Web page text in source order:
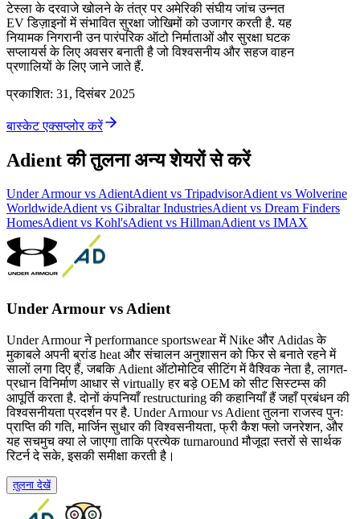
टेस्ला के दरवाजे खोलने के तंत्र पर अमेरिकी संघीय जांच उन्नत
EV डिज़ाइनों में संभावित सुरक्षा जोखिमों को उजागर करती है. यह
नियामक निगरानी उन पारंपरिक ऑटो निर्माताओं और सुरक्षा घटक
सप्लायर्स के लिए अवसर बनाती है जो विश्वसनीय और सहज वाहन
प्रणालियों के लिए जाने जाते हैं.
प्रकाशित: 31, दिसंबर 2025
बास्केट एक्सप्लोर करें
Adient की तुलना अन्य शेयरों से करें
Under Armour vs AdientAdient vs TripadvisorAdient vs Wolverine
WorldwideAdient vs Gibraltar IndustriesAdient vs Dream Finders
HomesAdient vs Kohl'sAdient vs HillmanAdient vs IMAX
Under Armour vs Adient
Under Armour ने performance sportswear में Nike और Adidas के
मुकाबले अपनी ब्रांड heat और संचालन अनुशासन को फिर से बनाते रहने में
सालों लगा दिए हैं, जबकि Adient ऑटोमोटिव सीटिंग में वैश्विक नेता है, लागत-
प्रधान विनिर्माण आधार से virtually हर बड़े OEM को सीट सिस्टम्स की
आपूर्ति करता है. दोनों कंपनियाँ restructuring की कहानियाँ हैं जहाँ प्रबंधन की
विश्वसनीयता प्रदर्शन पर है. Under Armour vs Adient तुलना राजस्व पुनः
प्राप्ति की गति, मार्जिन सुधार की विश्वसनीयता, फ्री कैश फ्लो जनरेशन, और
यह सचमुच क्या ले जाएगा ताकि प्रत्येक turnaround मौजूदा स्तरों से सार्थक
रिटर्न दे सके, इसकी समीक्षा करती है।
तुलना देखें